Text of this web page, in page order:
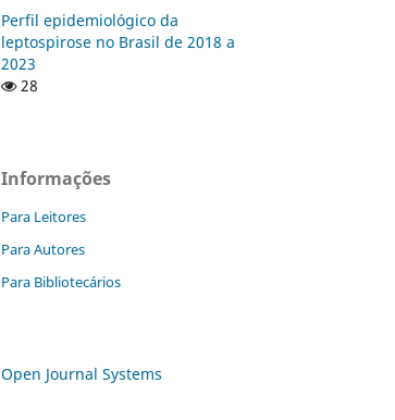
Perfil epidemiológico da
leptospirose no Brasil de 2018 a
2023
28
Informações
Para Leitores
Para Autores
Para Bibliotecários
Open Journal Systems